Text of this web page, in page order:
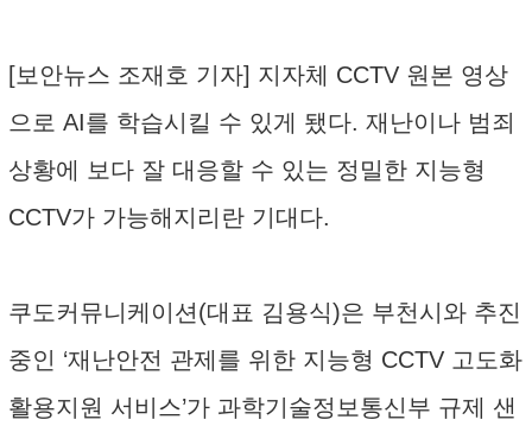
[보안뉴스 조재호 기자] 지자체 CCTV 원본 영상
으로 AI를 학습시킬 수 있게 됐다. 재난이나 범죄
상황에 보다 잘 대응할 수 있는 정밀한 지능형
CCTV가 가능해지리란 기대다.
쿠도커뮤니케이션(대표 김용식)은 부천시와 추진
중인 ‘재난안전 관제를 위한 지능형 CCTV 고도화
활용지원 서비스’가 과학기술정보통신부 규제 샌